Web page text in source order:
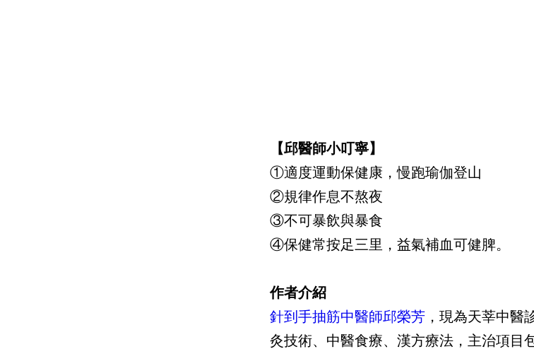
【邱醫師小叮寧】
①適度運動保健康，慢跑瑜伽登山
②規律作息不熬夜
③不可暴飲與暴食
④保健常按足三里，益氣補血可健脾。
作者介紹
針到手抽筋中醫師邱榮芳 ，現為天莘中醫
灸技術、中醫食療、漢方療法，主治項目